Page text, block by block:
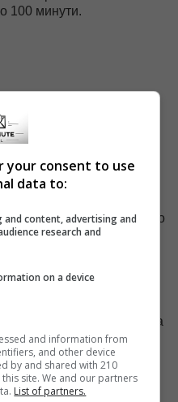
100 минути.
да бъде възстановен,
от системата.
устройства,
услуги на мобилно
на всеки 45 дни, за да
домейн.
your consent to use
data to:
and content, advertising and
research and
on a device
and information from
and other device
by and shared with 210
site. We and our partners
List of partners.